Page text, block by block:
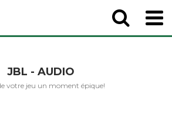
JBL - AUDIO
votre jeu un moment épique!